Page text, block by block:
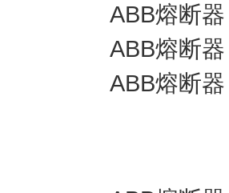
ABB熔断
ABB熔断
ABB熔断